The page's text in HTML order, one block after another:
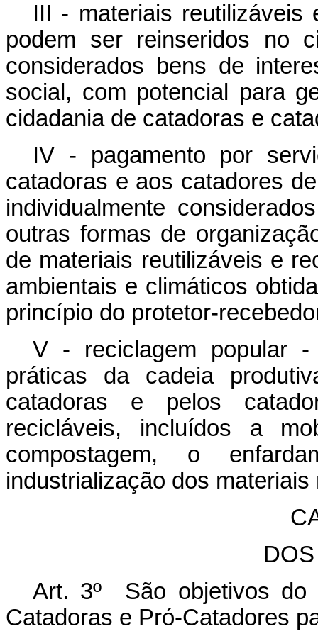
III - materiais
podem ser reinseridos no
considerados bens de
social, com potencial para
cidadania de catadoras e
IV - pagamento por
catadoras e aos catadores
individualmente
outras formas de
de materiais reutilizáveis e
ambientais e climáticos
princípio do protetor-
V - reciclagem popular
práticas da cadeia
catadoras e pelos
recicláveis, incluídos a
compostagem, o
industrialização dos
Art. 3º São objetivos do
Catadoras e Pró-Catadores